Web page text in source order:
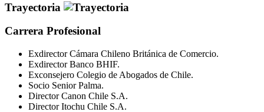
Trayectoria
Carrera Profesional
Exdirector Cámara Chileno Británica de Comercio.
Exdirector Banco BHIF.
Exconsejero Colegio de Abogados de Chile.
Socio Senior Palma.
Director Canon Chile S.A.
Director Itochu Chile S.A.